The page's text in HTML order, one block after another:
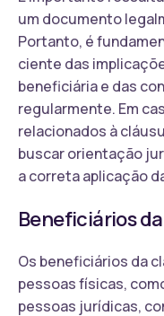
um documento
Portanto, é
ciente das
beneficiária e das
regularmente. Em
relacionados à
buscar orientação
a correta aplicação
Beneficiários
Os beneficiários da
pessoas físicas,
pessoas jurídicas,